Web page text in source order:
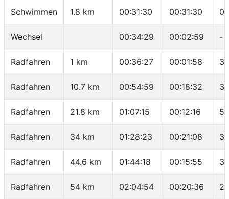
Schwimmen 1.8 km 00:31:30 00:31:30
Wechsel 00:34:29 00:02:59 -
Radfahren 1 km 00:36:27 00:01:58
Radfahren 10.7 km 00:54:59 00:18:32
Radfahren 21.8 km 01:07:15 00:12:16
Radfahren 34 km 01:28:23 00:21:08
Radfahren 44.6 km 01:44:18 00:15:55
Radfahren 54 km 02:04:54 00:20:36